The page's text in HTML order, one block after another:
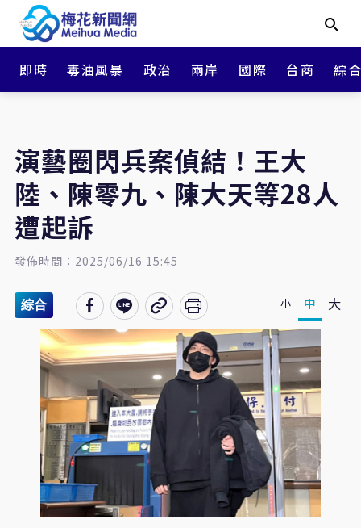
即時 毒油風暴 政治 兩岸 國際 台商 綜
演藝圈閃兵案偵結！王大
陸、陳零九、陳大天等28人
遭起訴
發佈時間：2025/06/16 15:45
綜合 小 中 大